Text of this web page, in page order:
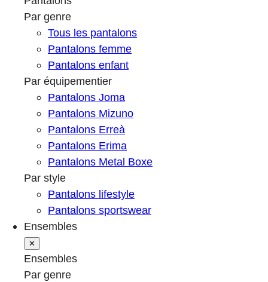
Par genre
Tous les pantalons
Pantalons femme
Pantalons enfant
Par équipementier
Pantalons Joma
Pantalons Mizuno
Pantalons Erreà
Pantalons Erima
Pantalons Metal Boxe
Par style
Pantalons lifestyle
Pantalons sportswear
Ensembles
✕
Ensembles
Par genre